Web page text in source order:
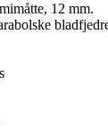
12 mm.